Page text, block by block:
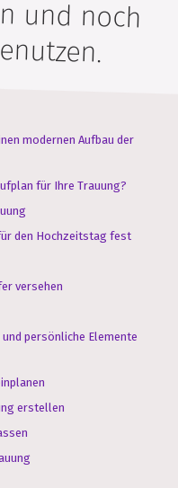
modernen Aufbau der
für Ihre Trauung?
den Hochzeitstag fest
versehen
persönliche Elemente
erstellen